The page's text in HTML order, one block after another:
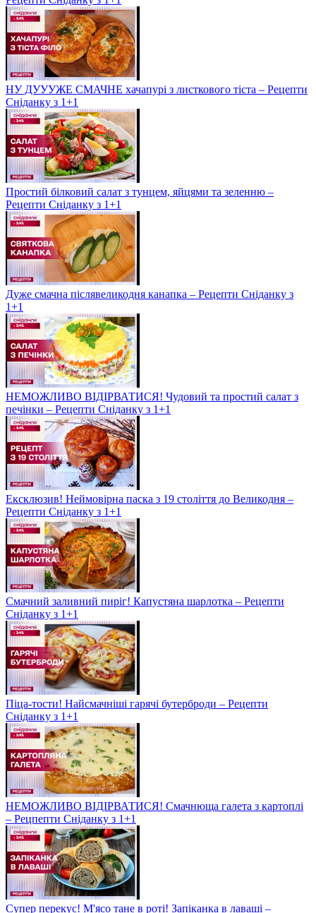
НУ ДУУУЖЕ СМАЧНЕ хачапурі з листкового тіста – Рецепти
Сніданку з 1+1
Простий білковий салат з тунцем, яйцями та зеленню –
Рецепти Сніданку з 1+1
Дуже смачна післявеликодня канапка – Рецепти Сніданку з
1+1
НЕМОЖЛИВО ВІДІРВАТИСЯ! Чудовий та простий салат з
печінки – Рецепти Сніданку з 1+1
Ексклюзив! Неймовірна паска з 19 століття до Великодня –
Рецепти Сніданку з 1+1
Смачний заливний пиріг! Капустяна шарлотка – Рецепти
Сніданку з 1+1
Піца-тости! Найсмачніші гарячі бутерброди – Рецепти
Сніданку з 1+1
НЕМОЖЛИВО ВІДІРВАТИСЯ! Смачнюща галета з картоплі
– Рецпепти Сніданку з 1+1
Супер перекус! М'ясо тане в роті! Запіканка в лаваші –